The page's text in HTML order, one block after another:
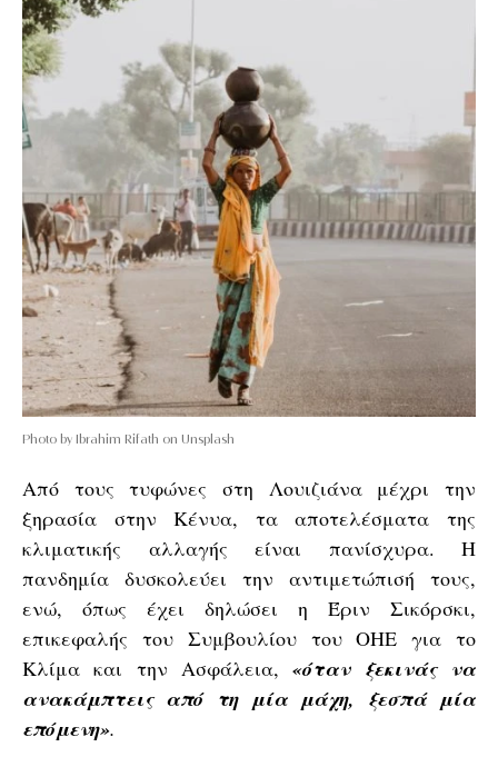
Photo by Ibrahim Rifath on Unsplash
Από τους τυφώνες στη Λουιζιάνα μέχρι την
ξηρασία στην Κένυα, τα αποτελέσματα της
κλιματικής αλλαγής είναι πανίσχυρα. Η
πανδημία δυσκολεύει την αντιμετώπισή τους,
ενώ, όπως έχει δηλώσει η Έριν Σικόρσκι,
επικεφαλής του Συμβουλίου του ΟΗΕ για το
Κλίμα και την Ασφάλεια,«όταν ξεκινάς να
ανακάμπτεις από τη μία μάχη, ξεσπά μία
επόμενη».